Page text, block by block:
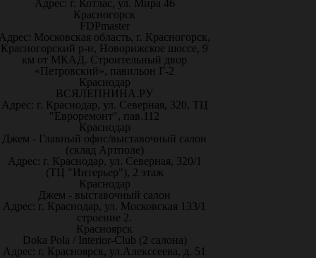
Адрес: г. Котлас, ул. Мира 46
Красногорск
FDPmaster
Московская область, г. Красногорск,
Красногорский р-н, Новорижское шоссе, 9
км от МКАД. Строительный двор
«Петровский», павильон Г-2
Краснодар
ВСЯЛЕПНИНА.РУ
Адрес: г. Краснодар, ул. Северная, 320, ТЦ
"Евроремонт", пав.112
Краснодар
Джем - Главный офис/выставочный салон
(склад Артполе)
Адрес: г. Краснодар, ул. Северная, 320/1
(ТЦ "Интерьер"), 2 этаж
Краснодар
Джем - выставочный салон
Адрес: г. Краснодар, ул. Московская 133/1
строение 2.
Красноярск
Doka Pola / Interior-Club (2 салона)
Адрес: г. Красноярск, ул.Алекссеева, д. 51